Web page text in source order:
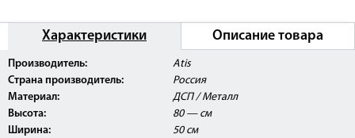
Характеристики Описание товара
Производитель:
Atis
Страна производитель:
Россия
Материал:
ДСП / Металл
Высота:
80 — см
Ширина:
50 см
Изделие представлено в нашем демонстрационном
зале и с ним можно ознакомиться более подробно.